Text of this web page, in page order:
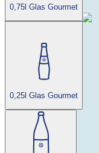
0,75l Glas Gourmet
0,25l Glas Gourmet